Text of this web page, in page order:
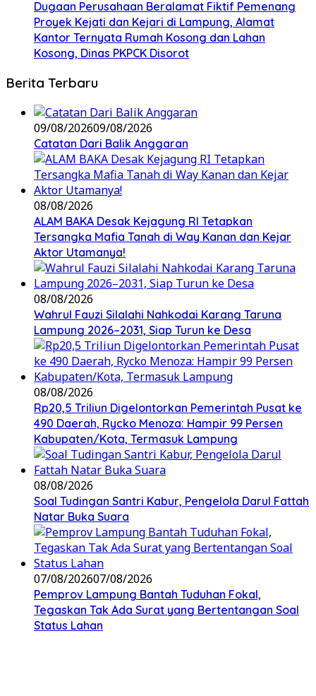
Dugaan Perusahaan Beralamat Fiktif Pemenang
Proyek Kejati dan Kejari di Lampung, Alamat
Kantor Ternyata Rumah Kosong dan Lahan
Kosong, Dinas PKPCK Disorot
Berita Terbaru
09/08/202609/08/2026
Catatan Dari Balik Anggaran
08/08/2026
ALAM BAKA Desak Kejagung RI Tetapkan
Tersangka Mafia Tanah di Way Kanan dan Kejar
Aktor Utamanya!
08/08/2026
Wahrul Fauzi Silalahi Nahkodai Karang Taruna
Lampung 2026–2031, Siap Turun ke Desa
08/08/2026
Rp20,5 Triliun Digelontorkan Pemerintah Pusat ke
490 Daerah, Rycko Menoza: Hampir 99 Persen
Kabupaten/Kota, Termasuk Lampung
08/08/2026
Soal Tudingan Santri Kabur, Pengelola Darul Fattah
Natar Buka Suara
07/08/202607/08/2026
Pemprov Lampung Bantah Tuduhan Fokal,
Tegaskan Tak Ada Surat yang Bertentangan Soal
Status Lahan